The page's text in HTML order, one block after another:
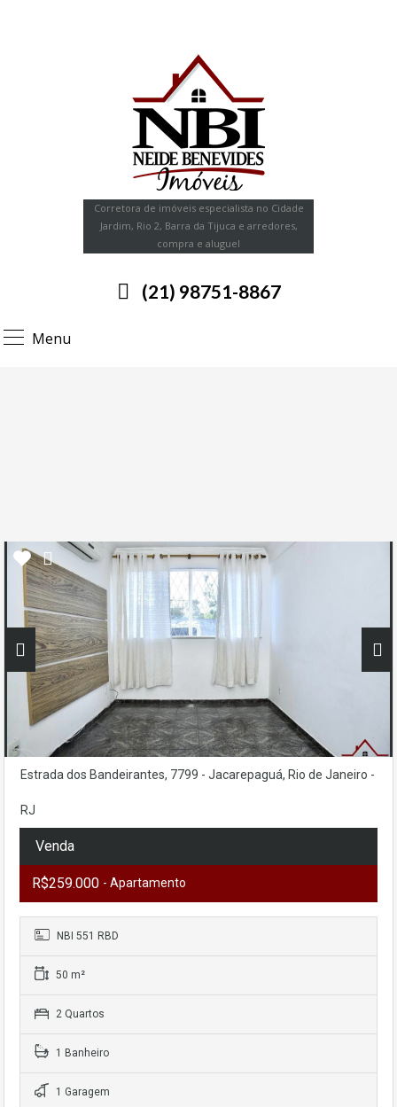
Corretora de imóveis especialista no Cidade
Jardim, Rio 2, Barra da Tijuca e arredores,
compra e aluguel
Menu
(21) 98751-8867
Estrada dos Bandeirantes, 7799 - Jacarepaguá, Rio de Janeiro -
RJ
Venda
R$259.000 - Apartamento
NBI 551 RBD
50 m²
2 Quartos
1 Banheiro
1 Garagem